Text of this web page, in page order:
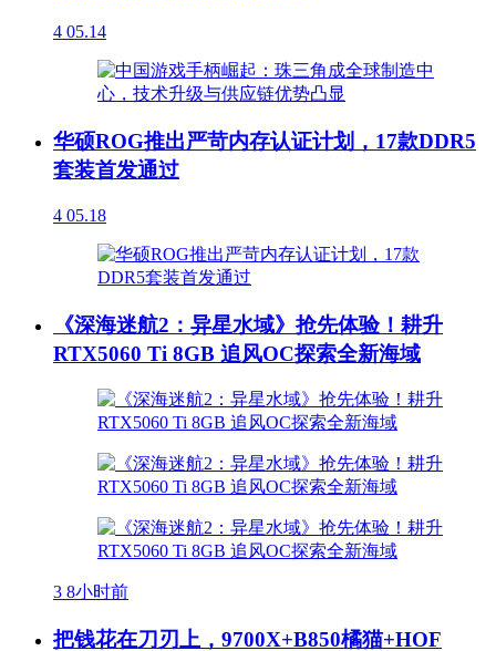
4 05.14
华硕ROG推出严苛内存认证计划，17款DDR5
套装首发通过
4 05.18
《深海迷航2：异星水域》抢先体验！耕升
RTX5060 Ti 8GB 追风OC探索全新海域
3 8小时前
把钱花在刀刃上，9700X+B850橘猫+HOF